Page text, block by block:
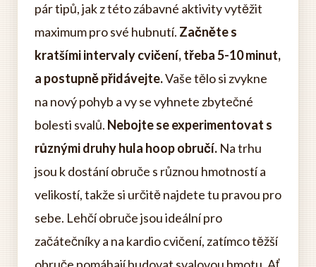
pár tipů, jak z této zábavné aktivity vytěžit
maximum pro své hubnutí. Začněte s
kratšími intervaly cvičení, třeba 5-10 minut,
a postupně přidávejte.Vaše tělo si zvykne
na nový pohyb a vy se vyhnete zbytečné
bolesti svalů. Nebojte se experimentovat s
různými druhy hula hoop obručí. Na trhu
jsou k dostání obruče s různou hmotností a
velikostí, takže si určitě najdete tu pravou pro
sebe. Lehčí obruče jsou ideální pro
začátečníky a na kardio cvičení, zatímco těžší